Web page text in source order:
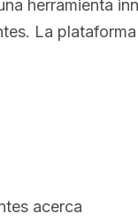
herramienta
La
acerca